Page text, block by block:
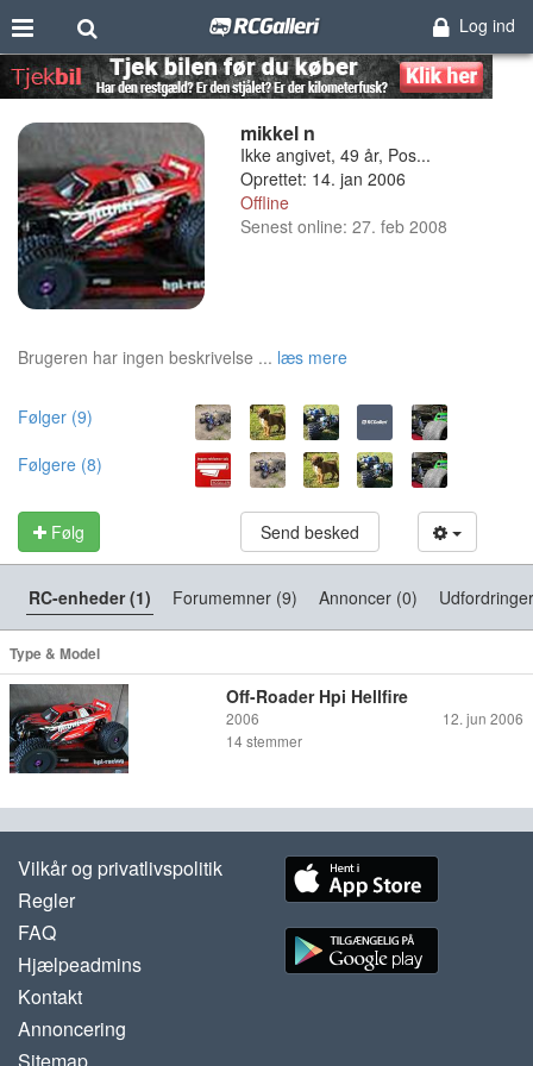
Log ind
mikkel n
Ikke angivet, 49 år, Pos...
Oprettet: 14. jan 2006
Offline
Senest online: 27. feb 2008
Brugeren har ingen beskrivelse ... læs mere
Følger (9)
Følgere (8)
Følg Send besked
RC-enheder (1) Forumemner (9) Annoncer (0)
Type & Model
Off-Roader Hpi Hellfire
2006
12. jun 2006
14 stemmer
Vilkår og privatlivspolitik
Regler
FAQ
Hjælpeadmins
Kontakt
Annoncering
Sitemap